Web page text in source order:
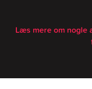
Læs mere om nogle